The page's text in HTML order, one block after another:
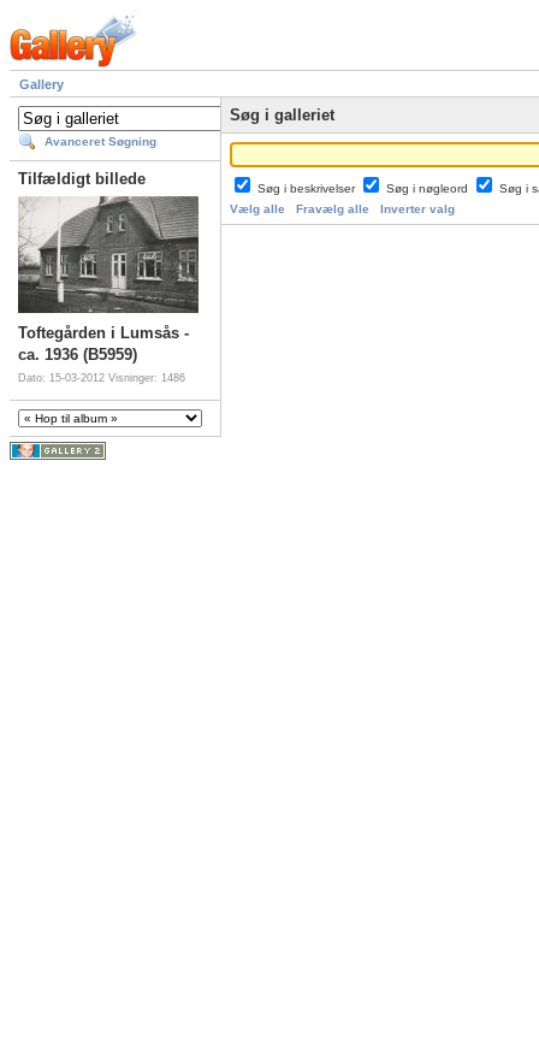
Gallery
Avanceret Søgning
Tilfældigt billede
Toftegården i Lumsås -
ca. 1936 (B5959)
Dato: 15-03-2012 Visninger: 1486
Søg i galleriet
Søg i beskrivelser Søg i nøgleord
Søg i
Vælg alle
Fravælg alle Inverter valg